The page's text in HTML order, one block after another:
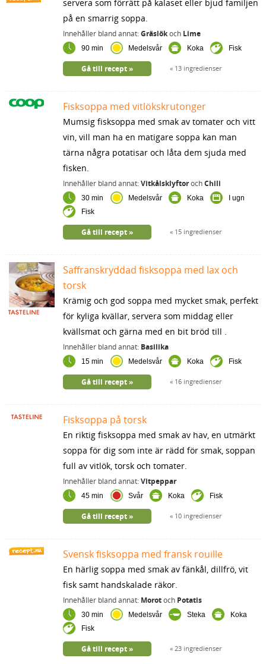
servera som förrätt på kalaset eller bjud familjen
på en smarrig soppa.
Innehåller bland annat:Gräslökoch Lime
90 min Medelsvår Koka Fisk
13 ingredienser
Gå till recept
Fisksoppa med vitlökskrutonger
Mumsig fisksoppa med smak av tomater och vitt
vin, vill man ha en matigare soppa kan man
tärna några potatisar och låta dem sjuda med
fisken.
Innehåller bland annat:VitkålsklyftorochChili
30 min Medelsvår Koka
I ugn
Fisk
15 ingredienser
Gå till recept
Saffranskryddad fisksoppa med lax och
torsk
Krämig och god soppa med mycket smak, perfekt
för kyliga kvällar, servera som middag eller
kvällsmat och gärna med en bit bröd till .
Innehåller bland annat: Basilika
15 min Medelsvår Koka Fisk
16 ingredienser
Gå till recept
Fisksoppa på torsk
En riktig fisksoppa med smak av hav, en utmärkt
soppa för dig som inte är rädd för smak, soppan
full av vitlök, torsk och tomater.
Innehåller bland annat:Vitpeppar
45 min Svår Koka Fisk
10 ingredienser
Gå till recept
Svensk fisksoppa med fransk rouille
En härlig soppa med smak av fänkål, dillfrö, vit
fisk samt handskalade räkor.
Innehåller bland annat: Morotoch Potatis
30 min Medelsvår Steka
Koka
Fisk
23 ingredienser
Gå till recept